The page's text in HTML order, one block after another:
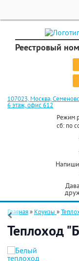
Реестровый
107023, Москва,
6 этаж, офис 612
Режим
сб: по
Главная» Круизы »
Теплоход